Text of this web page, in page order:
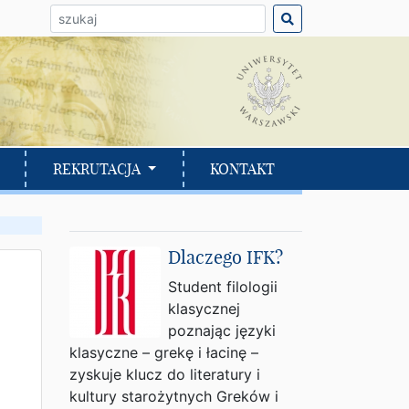
do wyszukania:
REKRUTACJA KONTAKT
Dlaczego IFK?
Student filologii
klasycznej
poznając języki
klasyczne – grekę i łacinę –
zyskuje klucz do literatury i
kultury starożytnych Greków i